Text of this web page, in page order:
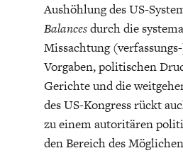
Aushöhlung des US-
Balancesdurch die
Missachtung
Vorgaben, politischen
Gerichte und die
des US-Kongress rückt
zu einem autoritären
den Bereich des